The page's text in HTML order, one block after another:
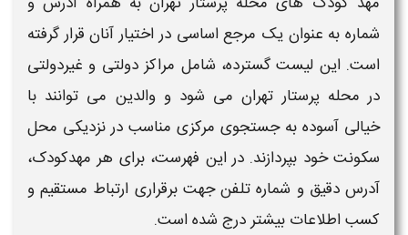
شماره به عنوان یک مرجع اساسی در اختیار آنان قرار گرفته
است. این لیست گسترده، شامل مراکز دولتی و غیردولتی
در محله پرستار تهران می شود و والدین می توانند با
خیالی آسوده به جستجوی مرکزی مناسب در نزدیکی محل
سکونت خود بپردازند. در این فهرست، برای هر مهدکودک،
آدرس دقیق و شماره تلفن جهت برقراری ارتباط مستقیم و
کسب اطلاعات بیشتر درج شده است.